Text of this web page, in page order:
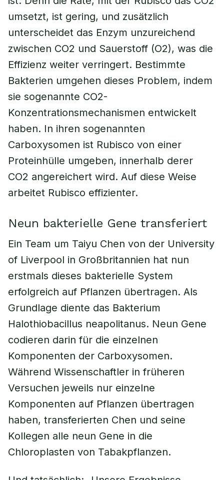
umsetzt, ist gering, und zusätzlich
unterscheidet das Enzym unzureichend
zwischen CO2 und Sauerstoff (O2), was die
Effizienz weiter verringert. Bestimmte
Bakterien umgehen dieses Problem, indem
sie sogenannte CO2-
Konzentrationsmechanismen entwickelt
haben. In ihren sogenannten
Carboxysomen ist Rubisco von einer
Proteinhülle umgeben, innerhalb derer
CO2 angereichert wird. Auf diese Weise
arbeitet Rubisco effizienter.
Neun bakterielle Gene transferiert
Ein Team um Taiyu Chen von der University
of Liverpool in Großbritannien hat nun
erstmals dieses bakterielle System
erfolgreich auf Pflanzen übertragen. Als
Grundlage diente das Bakterium
Halothiobacillus neapolitanus. Neun Gene
codieren darin für die einzelnen
Komponenten der Carboxysomen.
Während Wissenschaftler in früheren
Versuchen jeweils nur einzelne
Komponenten auf Pflanzen übertragen
haben, transferierten Chen und seine
Kollegen alle neun Gene in die
Chloroplasten von Tabakpflanzen.